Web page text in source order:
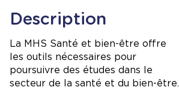
Description
La MHS Santé et bien-être offre
les outils nécessaires pour
poursuivre des études dans le
secteur de la santé et du bien-être.